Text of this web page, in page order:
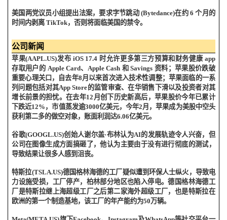
美国两党议员小组提出法案，要求字节跳动(Bytedance)在约6个月的
时间内剥离 TikTok，否则将面临美国的禁令。
公司新闻
苹果(AAPL.US)发布 iOS 17.4 时允许更多第三方预算和财务健康app
存取用户的 Apple Card、 Apple Cash 和Savings 资料；苹果股价跌破
重要心理关口，自去年8月以来首次进入技术性调整；苹果面临的一系
列问题包括对其App Store的监管审查、在华销售下滑以及投资者对其
增长前景的担忧。在去年12 月创下历史新高后，苹果股价今年已累计
下跌近12% ，市值蒸发逾3000亿美元，今年2月，苹果成为美股中空头
获利第二多的做空对象，账面利润达6.06亿美元。
谷歌(GOOGL.US)创始人谢尔盖·布林认为AI的发展轨迹令人兴奋，但
公司在图像生成方面搞砸了，他认为主要由于没有进行彻底的测试，
导致结果让很多人感到沮丧。
特斯拉(TSLA.US)德国格林海德的工厂疑似遭到环保人士纵火，导致电
力设施受损，工厂停产，柏林部分地区也陷入停电。德国格林海德工
厂是特斯拉继上海超级工厂之后第二家海外超级工厂，也是特斯拉在
欧洲的第一个制造基地，该工厂的年产能约为50万辆。